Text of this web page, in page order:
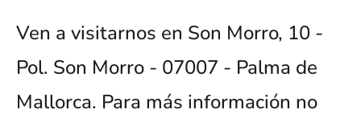
Ven a visitarnos en Son Morro, 10 -
Pol. Son Morro - 07007 - Palma de
Mallorca. Para más información no